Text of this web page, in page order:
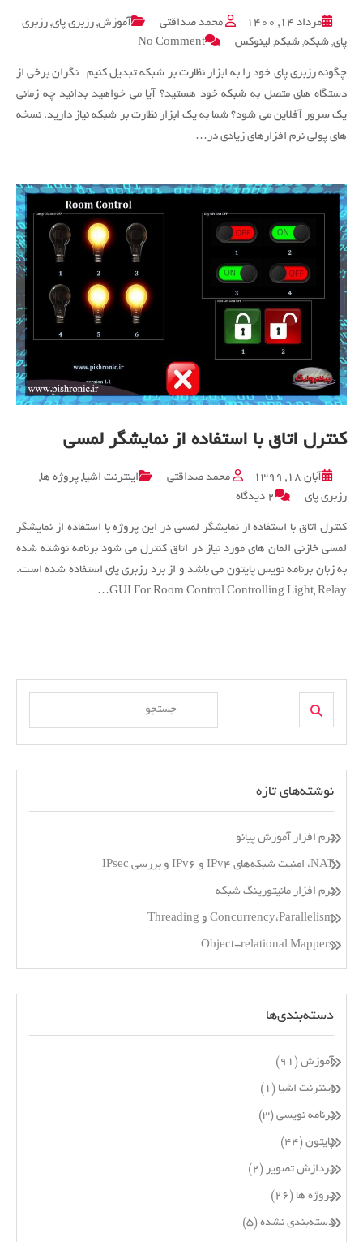
مرداد ۱۴, ۱۴۰۰ محمد صداقتی آموزش, رزبری پای, رزبری
پای, شبکه, شبکه, لینوکس No Comment
on
پای
برای
شبکه
چگونه رزبری پای خود را به ابزار نظارت بر شبکه تبدیل کنیم نگران برخی از
دستگاه های متصل به شبکه خود هستید؟ آیا می خواهید بدانید چه زمانی
یک سرور آفلاین می شود؟ شما به یک ابزار نظارت بر شبکه نیاز دارید. نسخه
های پولی نرم افزارهای زیادی در…
کنترل اتاق با استفاده از نمایشگر لمسی
آبان ۱۸, ۱۳۹۹ محمد صداقتی اینترنت اشیا, پروژه ها,
رزبری پای
۲ دیدگاه
برای
اتاق
با
از
نمایشگر
کنترل اتاق با استفاده از نمایشگر لمسی در این پروژه با استفاده از نمایشگر
لمسی خازنی المان های مورد نیاز در اتاق کنترل می شود برنامه نوشته شده
به زبان برنامه نویس پایتون می باشد و از برد رزبری پای استفاده شده است.
GUI For Room Control Controlling Light, Relay…
نوشته‌های تازه
نرم افزار آموزش پیانو
NAT، امنیت شبکه‌های IPv4 و IPv6 و بررسی IPsec
نرم افزار مانیتورینگ شبکه
Concurrency،Parallelism و Threading
Object-relational Mappers
دسته‌بندی‌ها
آموزش (۹۱)
اینترنت اشیا (۱)
برنامه نویسی (۳)
پایتون (۴۴)
پردازش تصویر (۲)
پروژه ها (۲۶)
دسته‌بندی نشده (۵)